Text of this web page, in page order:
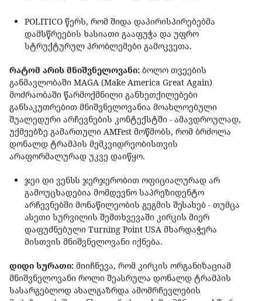
POLITICO წერს, რომ შიდა დაპირისპირებებმა
დამსწრეების ხასიათი გააფუჭა და უფრო
სტრუქტურულ პრობლემები გამოკვეთა.
რატომ არის მნიშვნელოვანი: ბოლო თვეების
განმავლობაში MAGA (Make America Great Again)
მოძრაობაში წარმოქმნილი განხეთქილებები
განსაკუთრებით მნიშვნელოვანია მოახლოებული
შუალედური არჩევნების კონტექსტში - ამავდროულად,
უქმეებზე გამართული AMFest მოწმობს, რომ ბრძოლა
დონალდ ტრამპის მემკვიდრეობისთვის
არაფორმალურად უკვე დაიწყო.
ჯეი დი ვენსს ჯერჯერობით ოფიციალურად არ
გამოუცხადებია მომდევნო საპრეზიდენტო
არჩევნებში მონაწილეობის გეგმის შესახებ - თუმცა
ასეთი სურვილის შემთხვევაში კირკის მიერ
დაფუძნებული Turning Point USA მხარდაჭერა
მისთვის მნიშვნელოვანი იქნება.
დიდი სურათი: მიიჩნევა, რომ კირკის ორგანიზაციამ
მნიშვნელოვანი როლი შეასრულა დონალდ ტრამპის
სასარგებლოდ ახალგაზრდა ამომრჩევლების